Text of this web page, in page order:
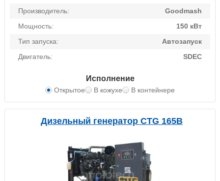
Производитель:
Goodmash
Мощность:
150 кВт
Тип запуска:
Автозапуск
Двигатель:
SDEC
Исполнение
Открытое В кожухе В контейнере
Дизельный генератор CTG 165B